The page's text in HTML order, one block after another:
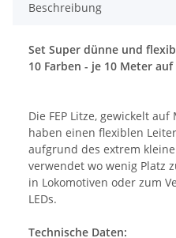
Beschreibung
Set Super dünne und
10 Farben - je 10 Meter
Die FEP Litze, gewickelt
haben einen flexiblen
aufgrund des extrem
verwendet wo wenig Platz
in Lokomotiven oder zum
LEDs.
Technische Daten: